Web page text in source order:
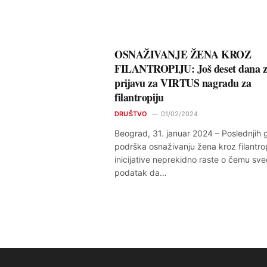
OSNAŽIVANJE ŽENA KROZ
FILANTROPIJU: Još deset dana
prijavu za VIRTUS nagradu za
filantropiju
DRUŠTVO 01/02/2024
Beograd, 31. januar 2024 – Poslednjih
podrška osnaživanju žena kroz
inicijative neprekidno raste o čemu
podatak da…